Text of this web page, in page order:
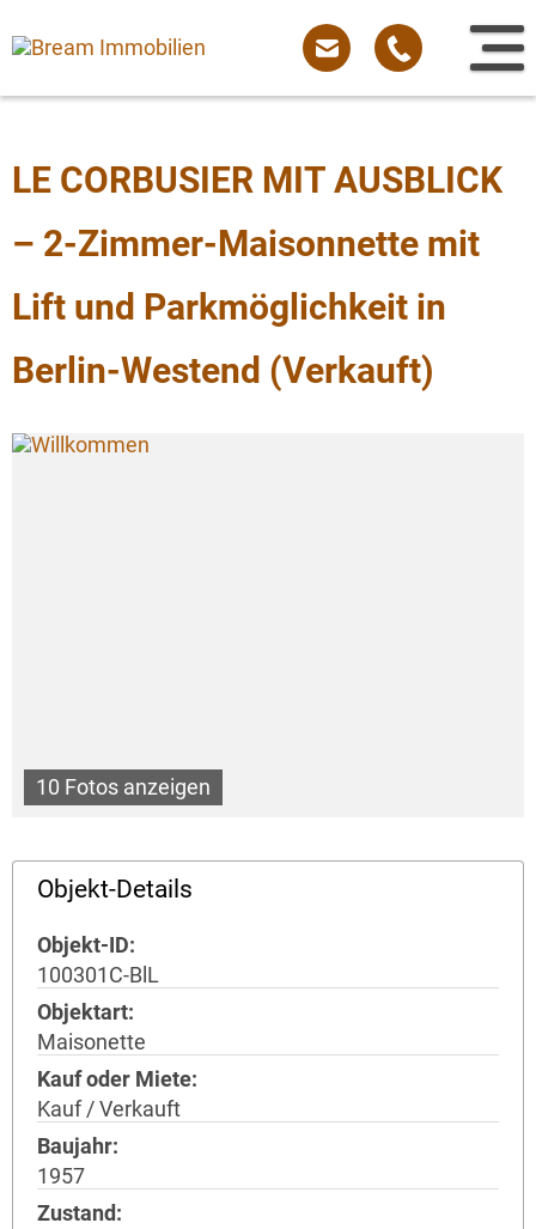
zum
Inhalt
LE CORBUSIER MIT AUSBLICK
– 2-Zimmer-Maisonnette mit
Lift und Parkmöglichkeit in
Berlin-Westend (Verkauft)
10 Fotos anzeigen
Objekt-Details
Objekt-ID
100301C-BlL
Objektart
Maisonette
Kauf oder Miete
Kauf / Verkauft
Baujahr
1957
Zustand